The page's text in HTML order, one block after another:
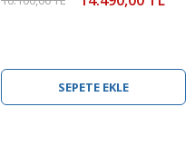
SEPETE EKLE